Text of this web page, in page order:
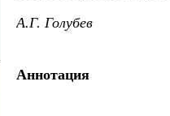
А.Г. Голубев
Аннотация